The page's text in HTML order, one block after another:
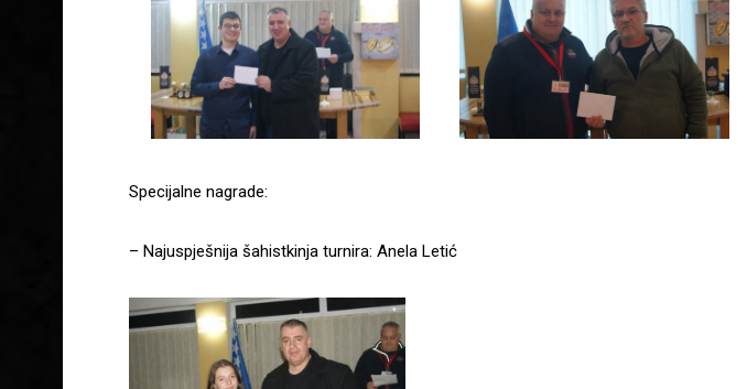
Specijalne nagrade:
– Najuspješnija šahistkinja turnira: Anela Letić